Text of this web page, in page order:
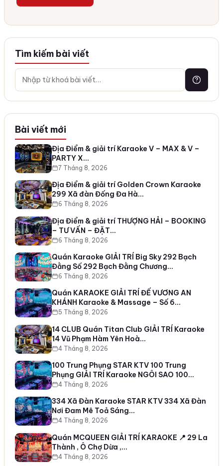
Tìm kiếm bài viết
Bài viết mới
Địa Điểm & giải trí Karaoke V – MAX & V –
PARTY X…
7 Tháng 8, 2026
Địa Điểm & giải trí Golden Crown Karaoke
299 Xã đàn Đống Đa Hà…
6 Tháng 8, 2026
Địa Điểm & giải trí THƯỢNG HẢI – BOOKING
– TƯ VẤN – ĐẶT…
6 Tháng 8, 2026
Quán Karaoke GIẢI TRÍ Big Sky 292 Bạch
Đằng Số 292 Bạch Đằng Chương…
6 Tháng 8, 2026
Quán KARAOKE GIẢI TRÍ ĐẾ VƯƠNG AN
KHÁNH Karaoke & Massage – Số 6…
5 Tháng 8, 2026
14 CLUB Quán Titan Club GIẢI TRÍ Karaoke
14 Vũ Phạm Hàm Yên Hoà…
4 Tháng 8, 2026
100 Trung Phụng STAR KTV 100 Trung
Phụng GIẢI TRÍ Karaoke NGÔI SAO 100…
4 Tháng 8, 2026
334 Xã Đàn Karaoke STAR KTV 334 Xã Đàn
Nơi Đam Mê Toả Sáng…
4 Tháng 8, 2026
Quán MCQUEEN GIẢI TRÍ KARAOKE 📍 29 La
Thành , Ô Chợ Dừa ,…
4 Tháng 8, 2026